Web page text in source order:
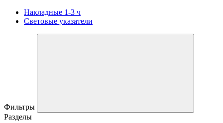
Накладные 1-3 ч
Световые указатели
Фильтры
Разделы